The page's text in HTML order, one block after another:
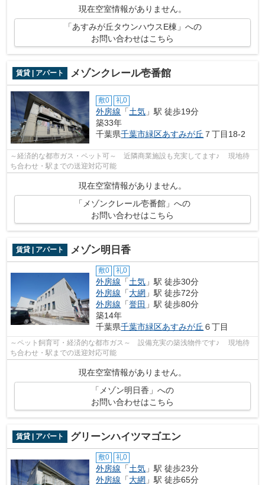
現在空室情報がありません。
「あすみが丘タウンハウスE棟」への
お問い合わせはこちら
賃貸 | アパート メゾンクレール壱番館
敷0 礼0
外房線 「土気 」駅 徒歩19分
築33年
千葉県千葉市緑区あすみが丘 ７丁目18-2
～経済的な都市ガス・ペット可～ 近隣商業施設も充実してます♪ 現地待
ち合わせ・駅までの送迎対応可能
現在空室情報がありません。
「メゾンクレール壱番館」への
お問い合わせはこちら
賃貸 | アパート メゾン明日香
敷0 礼0
外房線 「土気 」駅 徒歩30分
外房線 「大網 」駅 徒歩72分
外房線 「誉田 」駅 徒歩80分
築14年
千葉県千葉市緑区あすみが丘 ６丁目
～ペット飼育可・経済的な都市ガス～ 設備充実の築浅物件です♪ 現地待
ち合わせ・駅までの送迎対応可能
現在空室情報がありません。
「メゾン明日香」への
お問い合わせはこちら
賃貸 | アパート グリーンハイツマゴエン
敷0 礼0
外房線 「土気 」駅 徒歩23分
外房線 「大網 」駅 徒歩65分